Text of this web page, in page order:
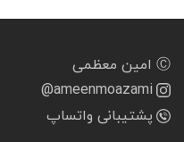
Ⓒ امین معظمی
@ameenmoazami
پشتیبانی واتساپ